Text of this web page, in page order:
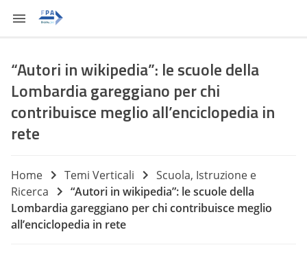
“Autori in wikipedia”: le scuole della
Lombardia gareggiano per chi
contribuisce meglio all’enciclopedia in
rete
Home Temi Verticali
Scuola, Istruzione e
Ricerca
“Autori in wikipedia”: le scuole della
Lombardia gareggiano per chi contribuisce meglio
all’enciclopedia in rete